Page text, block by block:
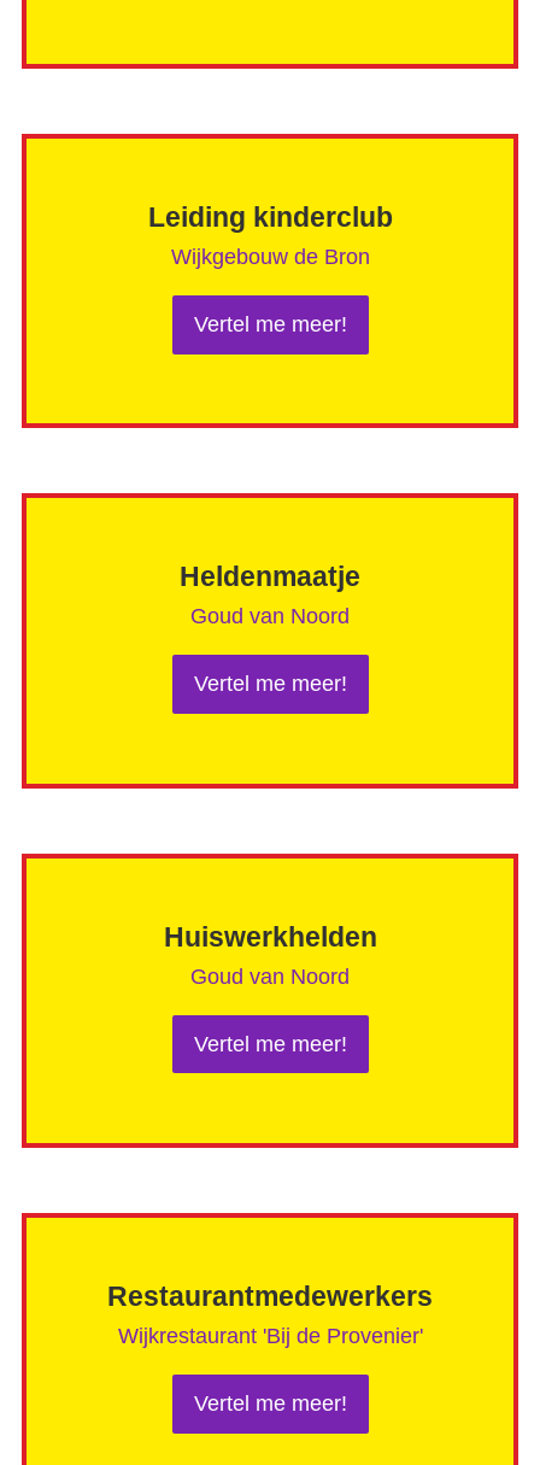
Leiding kinderclub
Wijkgebouw de Bron
Vertel me meer!
Heldenmaatje
Goud van Noord
Vertel me meer!
Huiswerkhelden
Goud van Noord
Vertel me meer!
Restaurantmedewerkers
Wijkrestaurant 'Bij de Provenier'
Vertel me meer!